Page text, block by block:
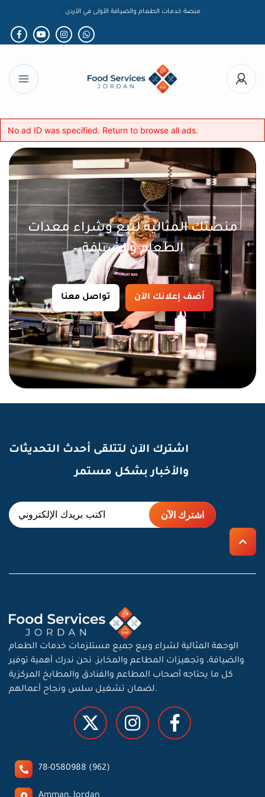
منصة خدمات الطعام والضيافة الأولى في الأردن
No ad ID was specified. Return to browse all ads.
منصتك المثالية لبيع وشراء معدات
الطعام والضيافة
تواصل معنا أضف إعلانك الآن
اشترك الآن لتتلقى أحدث التحديثات
والأخبار بشكل مستمر
الوجهة المثالية لشراء وبيع جميع مستلزمات خدمات الطعام
والضيافة، وتجهيزات المطاعم والمخابز. نحن ندرك أهمية توفير
كل ما يحتاجه أصحاب المطاعم والفنادق والمطابخ المركزية
لضمان تشغيل سلس ونجاح أعمالهم.
78-0580988 (962)